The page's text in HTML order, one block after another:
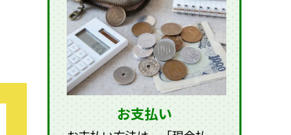
お支払い